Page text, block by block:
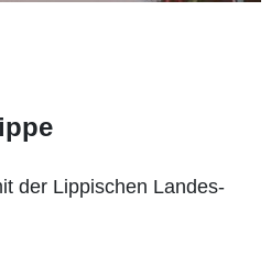
der Lippischen Landes-